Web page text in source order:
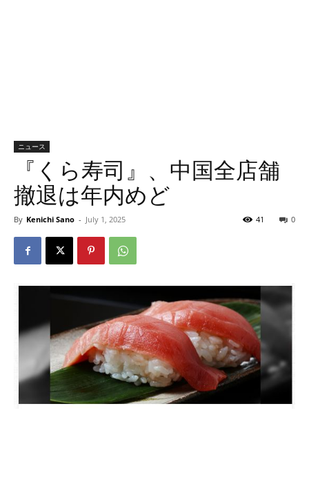
ニュース
『くら寿司』、中国全店舗
撤退は年内めど
By Kenichi Sano - July 1, 2025 0
41